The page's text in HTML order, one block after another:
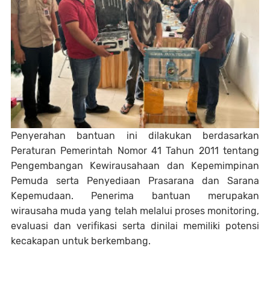
Penyerahan bantuan ini dilakukan berdasarkan
Peraturan Pemerintah Nomor 41 Tahun 2011 tentang
Pengembangan Kewirausahaan dan Kepemimpinan
Pemuda serta Penyediaan Prasarana dan Sarana
Kepemudaan. Penerima bantuan merupakan
wirausaha muda yang telah melalui proses monitoring,
evaluasi dan verifikasi serta dinilai memiliki potensi
kecakapan untuk berkembang.